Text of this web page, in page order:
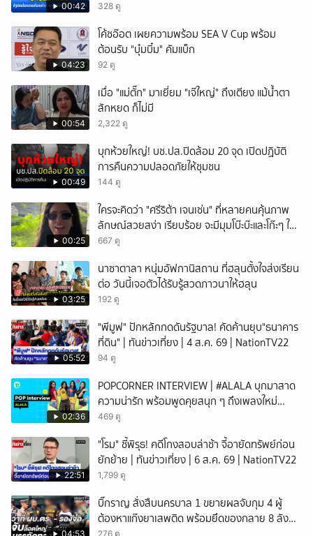
00:42 328 ดู
04:23
โค้ชอ๊อต เผยความพร้อม SEA V Cup พร้อม
ต้อนรับ "บุ๋มบิ๋ม" คัมแบ็ก
92 ดู
00:54
เมื่อ "แม่ตั๊ก" มาเยี่ยม "เจ๊ใหญ่" ถึงเตียง แม้น้ำตา
สักหยด ก็ไม่มี
2,322 ดู
00:49
บุกห้วยใหญ่! บช.ปส.ปิดล้อม 20 จุด เปิดปฏิบัติ
การคืนความปลอดภัยให้ชุมชน
144 ดู
00:25
ใครจะคิดว่า "ศรีริต้า เจนเซ่น" ที่หลายคนคุ้นภาพ
ลักษณ์สวยสง่า เรียบร้อย จะมีมุมโบ๊ะบ๊ะและโก๊ะๆ ให้
ได้อมยิ้มเหมือนกัน งานนี้ทำเอาแฟนๆ ทั้งเอ็นดูทั้ง
667 ดู
03:25
นาซาตาลา หนุ่มอัฟกานิสถาน ที่ฮลุนตั้งใจส่งเรียน
ต่อ วันนี้เจอตัวได้รับรู้สวดภาวนาให้ฮลุน
192 ดู
05:52
"พีมูฟ" ปักหลักกดดันรัฐบาล! คัดค้านยุบ"ธนาคาร
ที่ดิน" | ทันข่าวเที่ยง | 4 ส.ค. 69 | NationTV22
94 ดู
02:36
POPCORNER INTERVIEW | #ALALA บุกมาสาด
ความน่ารัก พร้อมพูดคุยสนุก ๆ ถึงเพลงใหม่
'ON&OFF'
469 ดู
22:51
"โรม" ชี้พิรุธ! คดีโกงสอบล่าช้า จี้อายัดทรัพย์ก่อน
ยักย้าย | ทันข่าวเที่ยง | 6 ส.ค. 69 | NationTV22
1,799 ดู
04:53
บิ๊กราญ สั่งสืบนครบาล 1 ขยายผลจับกุม 4 ผู้
ต้องหาแก๊งยาเสพติด พร้อมยึดของกลาย 8 ลัง
276 ดู